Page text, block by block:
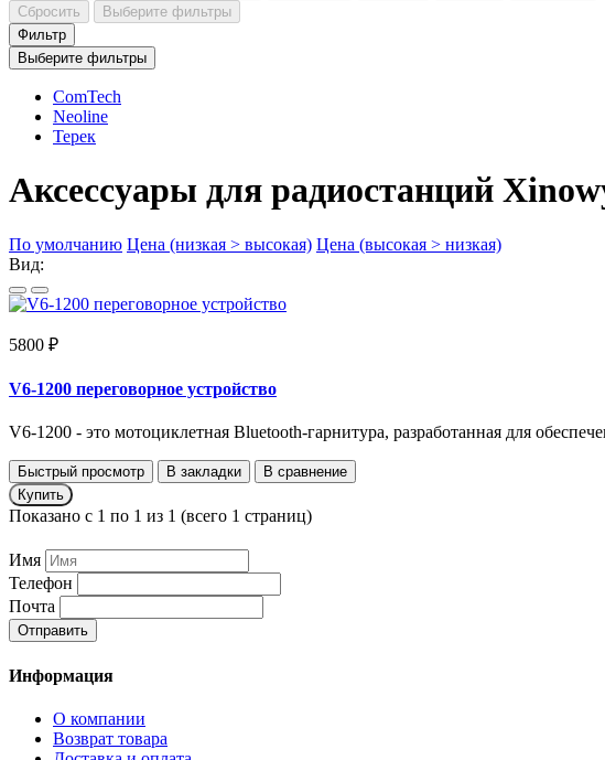
Сбросить
Выберите фильтры
Фильтр
Выберите фильтры
ComTech
Neoline
Терек
Аксессуары для радиостанций
По умолчанию Цена (низкая > высокая) Цена (высокая > низкая)
Вид:
5800 ₽
V6-1200 переговорное устройство
V6-1200 - это мотоциклетная Bluetooth-гарнитура, разработанная для
Быстрый просмотр В закладки
В сравнение
Купить
Показано с 1 по 1 из 1 (всего 1 страниц)
Имя
Телефон
Почта
Отправить
Информация
О компании
Возврат товара